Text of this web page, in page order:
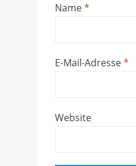
Name*
E-Mail-Adresse*
Website